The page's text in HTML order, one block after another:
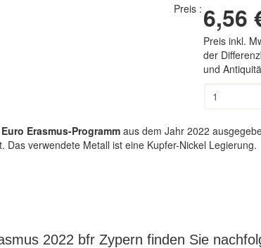
Preis : 6,56
Preis inkl.
der
und
Erasmus-Programm aus dem Jahr 2022
verwendete Metall ist eine Kupfer-Nickel Legierung.
2022 bfr Zypern finden Sie